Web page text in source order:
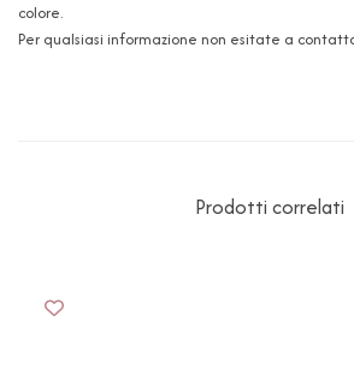
colore.
Per qualsiasi informazione non esitate a
Prodotti correlati